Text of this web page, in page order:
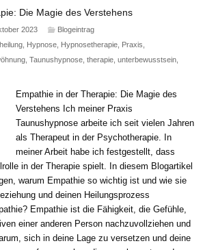
Die Magie des Verstehens
2023
Blogeintrag
heilung, Hypnose, Hypnosetherapie, Praxis
Taunushypnose therapie unterbewusstsein
Empathie in der Therapie: Die Magie des
Verstehens Ich meiner Praxis
Taunushypnose arbeite ich seit vielen Jahren
als Therapeut in der Psychotherapie. In
meiner Arbeit habe ich festgestellt, dass
in der Therapie spielt. In diesem Blogartikel
warum Empathie so wichtig ist und wie sie
und deinen Heilungsprozess
Empathie ist die Fähigkeit, die Gefühle,
einer anderen Person nachzuvollziehen und
sich in deine Lage zu versetzen und deine